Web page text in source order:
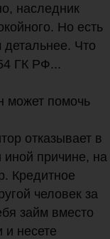
наследник
Но есть
Что
ГК РФ...
может помочь
отказывает в
иной причине, на
Кредитное
человек за
займ вместо
и несете